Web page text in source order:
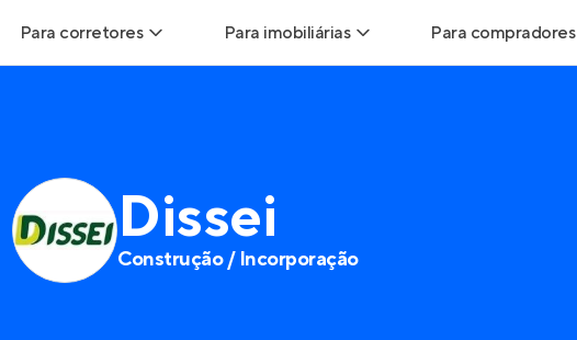
Para corretores
Parcerias imobiliárias
Hub de Corretores
Para imobiliárias
Anunciar imóveis
Entrar no Painel de Clientes
Para compradores
Dissei
Construção / Incorporação